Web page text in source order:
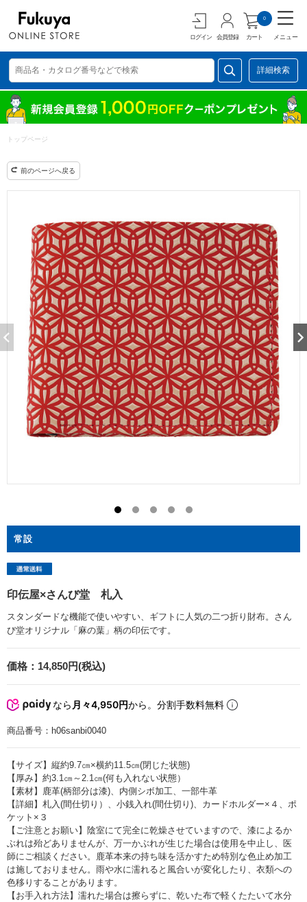
ログイン 会員登録 カート
0
メニュー
詳細検索
トップページ
前のページへ戻る
常設
印伝屋×さんび堂 札入
スタンダードな機能で使いやすい、ギフトに人気の二つ折り財布。さん
び堂オリジナル「麻の葉」柄の印伝です。
価格： 14,850円(税込)
なら 月々4,950円から。分割手数料無料
商品番号： h06sanbi0040
【サイズ】縦約9.7㎝×横約11.5㎝(閉じた状態)
【厚み】約3.1㎝～2.1㎝(何も入れない状態）
【素材】鹿革(柄部分は漆)、内側シボ加工、一部牛革
【詳細】札入(間仕切り）、小銭入れ(間仕切り)、カードホルダー×４、ポ
ケット×３
【ご注意とお願い】陰室にて完全に乾燥させていますので、漆によるか
ぶれは殆どありませんが、万一かぶれが生じた場合は使用を中止し、医
師にご相談ください。鹿革本来の持ち味を活かすため特別な色止め加工
は施しておりません。雨や水に濡れると風合いが変化したり、衣類への
色移りすることがあります。
【お手入れ方法】濡れた場合は擦らずに、乾いた布で軽くたたいて水分